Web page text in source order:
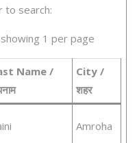
to search:
1 per page
Name /
City /
शहर
Amroha